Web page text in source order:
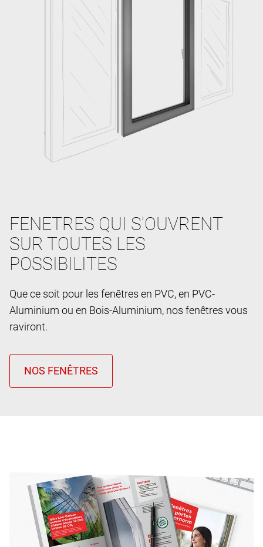
FENETRES QUI S'OUVRENT
SUR TOUTES LES
POSSIBILITES
Que ce soit pour les fenêtres en PVC, en PVC-
Aluminium ou en Bois-Aluminium, nos fenêtres vous
raviront.